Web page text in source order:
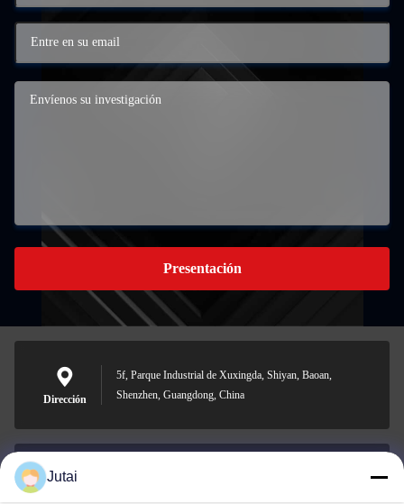
Presentación
Dirección
5f, Parque Industrial de Xuxingda, Shiyan, Baoan,
Shenzhen, Guangdong, China
Jutai